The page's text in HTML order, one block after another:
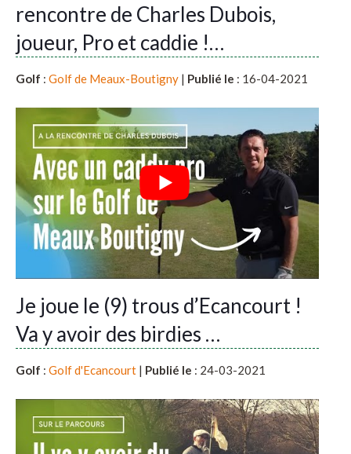
rencontre de Charles Dubois,
joueur, Pro et caddie !…
Golf : Golf de Meaux-Boutigny | Publié le : 16-04-2021
Je joue le (9) trous d’Ecancourt !
Va y avoir des birdies …
Golf : Golf d'Ecancourt | Publié le : 24-03-2021